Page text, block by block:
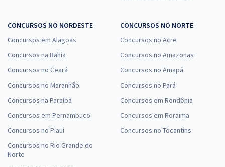
CONCURSOS NO NORDESTE
Concursos em Alagoas
Concursos na Bahia
Concursos no Ceará
Concursos no Maranhão
Concursos na Paraíba
Concursos em Pernambuco
Concursos no Piauí
Concursos no Rio Grande do
Norte
CONCURSOS NO NORTE
Concursos no Acre
Concursos no Amazonas
Concursos no Amapá
Concursos no Pará
Concursos em Rondônia
Concursos em Roraima
Concursos no Tocantins